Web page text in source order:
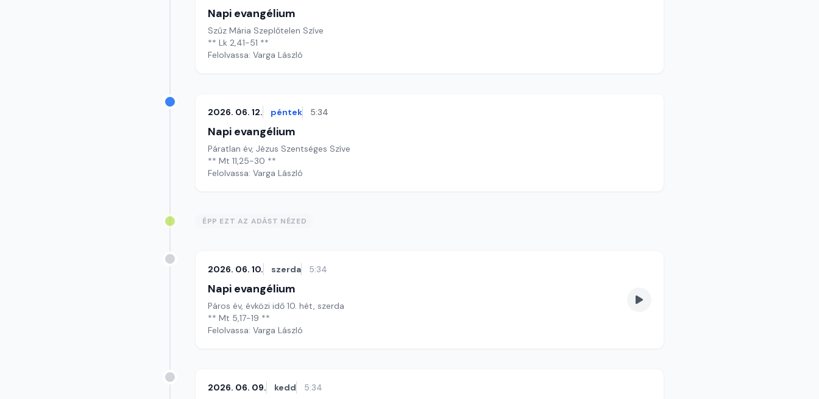
Napi evangélium
Szűz Mária Szeplőtelen Szíve
** Lk 2,41-51 **
Felolvassa: Varga László
2026. 06. 12. péntek 5:34
Napi evangélium
Páratlan év, Jézus Szentséges Szíve
** Mt 11,25-30 **
Felolvassa: Varga László
ÉPP EZT AZ ADÁST NÉZED
2026. 06. 10. szerda 5:34
Napi evangélium
Páros év, évközi idő 10. hét, szerda
** Mt 5,17-19 **
Felolvassa: Varga László
2026. 06. 09. kedd 5:34